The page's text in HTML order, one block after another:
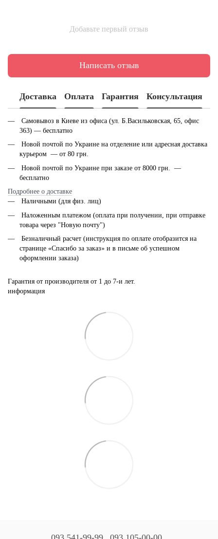
Добавьте первый отзыв
Написать отзыв
Доставка Оплата Гарантия Консультация
Самовывоз в Киеве из офиса (ул. Б.Васильковская, 65, офис
363) — бесплатно
Новой почтой по Украине на отделение или адресная доставка
курьером — от 80 грн.
Новой почтой по Украине при заказе от 8000 грн. —
бесплатно
Подробнее о доставке
Наличными (для физ. лиц)
Наложенным платежом (оплата при получении, при отправке
товара через "Новую почту")
Безналичный расчет (инструкция по оплате отобразится на
странице «Спасибо за заказ» и в письме об успешном
оформлении заказа)
Гарантия от производителя от 1 до 7-и лет.
информация